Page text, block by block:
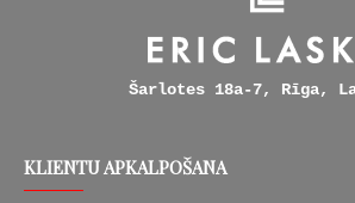
Šarlotes 18a-7, Rīga,
KLIENTU APKALPOŠANA